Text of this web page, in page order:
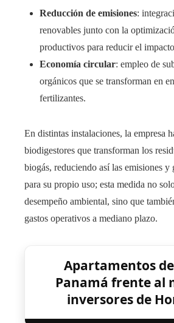
Reducción de emisiones:
renovables junto con la
productivos para reducir el
Economía circular: empleo de
orgánicos que se transforman en
fertilizantes.
En distintas instalaciones, la empresa
biodigestores que transforman los
biogás, reduciendo así las emisiones y
para su propio uso; esta medida no
desempeño ambiental, sino que
gastos operativos a mediano plazo.
Apartamentos
Panamá frente al
inversores de